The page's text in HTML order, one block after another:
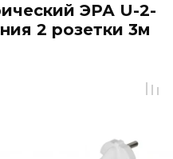
ЭРА U-2-
2 розетки 3м